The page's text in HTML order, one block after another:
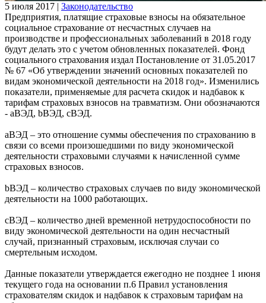
5 июля 2017 | Законодательство
Предприятия, платящие страховые взносы на обязательное
социальное страхование от несчастных случаев на
производстве и профессиональных заболеваний в 2018 году
будут делать это с учетом обновленных показателей. Фонд
социального страхования издал Постановление от 31.05.2017
№ 67 «Об утверждении значений основных показателей по
видам экономической деятельности на 2018 год». Изменились
показатели, применяемые для расчета скидок и надбавок к
тарифам страховых взносов на травматизм. Они обозначаются
- аВЭД, bВЭД, сВЭД.
аВЭД – это отношение суммы обеспечения по страхованию в
связи со всеми произошедшими по виду экономической
деятельности страховыми случаями к начисленной сумме
страховых взносов.
bВЭД – количество страховых случаев по виду экономической
деятельности на 1000 работающих.
сВЭД – количество дней временной нетрудоспособности по
виду экономической деятельности на один несчастный
случай, признанный страховым, исключая случаи со
смертельным исходом.
Данные показатели утверждается ежегодно не позднее 1 июня
текущего года на основании п.6 Правил установления
страхователям скидок и надбавок к страховым тарифам на